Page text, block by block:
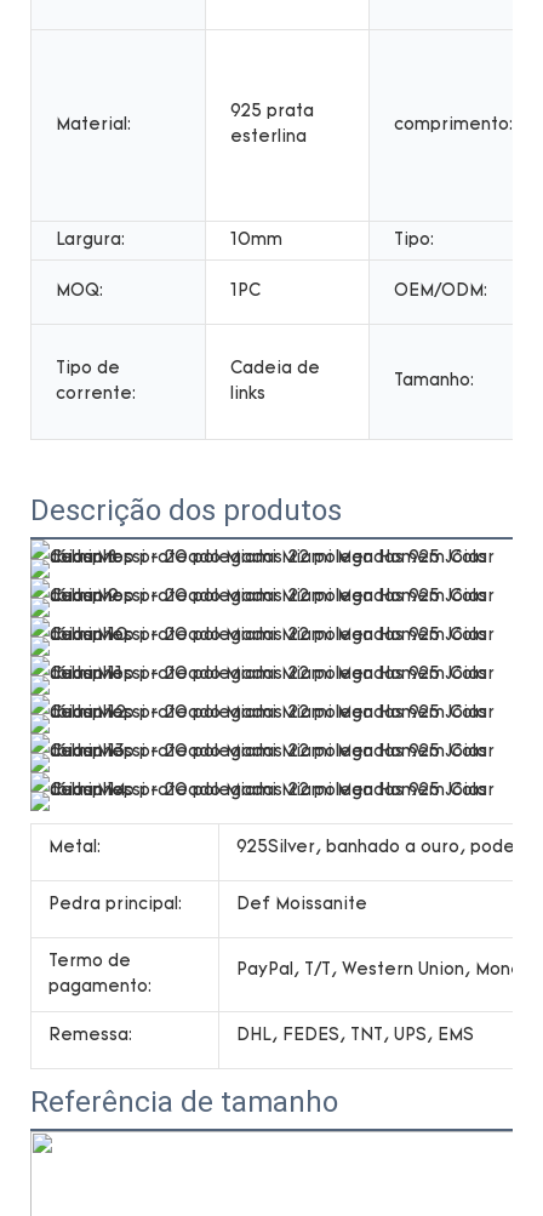
Material:
925 prata
esterlina
comprimento:
Largura: 10mm Tipo:
MOQ: 1PC OEM/ODM:
Tipo de
corrente:
Cadeia de
links
Tamanho:
Descrição dos produtos
Metal: 925Silver, banhado a ouro, pode
Pedra principal: Def Moissanite
Termo de
pagamento:
PayPal, T/T, Western Union,
Remessa: DHL, FEDES, TNT, UPS, EMS
Referência de tamanho